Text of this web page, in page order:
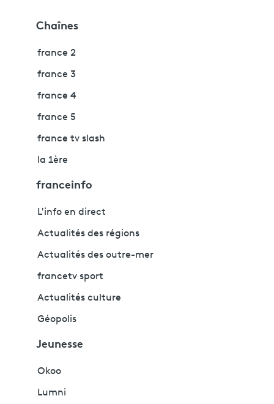
Chaînes
france 2
france 3
france 4
france 5
france tv slash
la 1ère
franceinfo
L'info en direct
Actualités des régions
Actualités des outre-mer
francetv sport
Actualités culture
Géopolis
Jeunesse
Okoo
Lumni